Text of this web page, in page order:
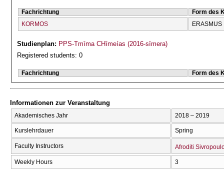
Fachrichtung
Form des
KORMOS
ERASMUS
Studienplan: PPS-Tmīma CΗīmeías (2016-sīmera)
Registered students: 0
Fachrichtung Form des
Informationen zur Veranstaltung
Akademisches Jahr 2018 – 2019
Kurslehrdauer Spring
Faculty Instructors Afroditi
Weekly Hours 3